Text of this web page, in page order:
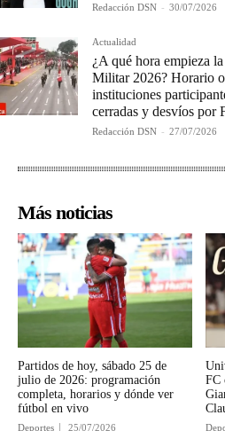
Redacción DSN - 30/07/2026
Actualidad
¿A qué hora empieza
Militar 2026? Horario
instituciones
cerradas y desvíos por
Redacción DSN - 27/07/2026
Más noticias
Partidos de hoy, sábado 25 de
julio de 2026: programación
completa, horarios y dónde ver
fútbol en vivo
Deportes 25/07/2026
FC